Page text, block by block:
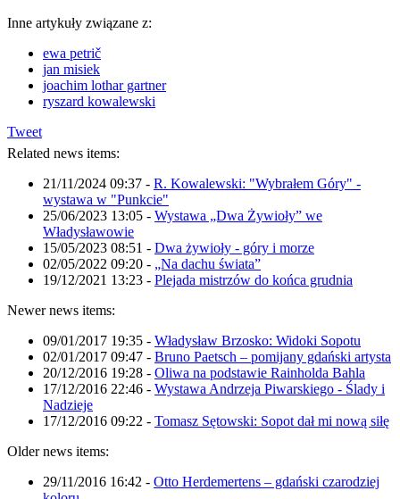
Inne artykuły związane z:
ewa petrič
jan misiek
joachim lothar gartner
ryszard kowalewski
Tweet
Related news items:
21/11/2024 09:37 - R. Kowalewski: "Wybrałem Góry" -
wystawa w "Punkcie"
25/06/2023 13:05 - Wystawa „Dwa Żywioły” we
Władysławowie
15/05/2023 08:51 - Dwa żywioły - góry i morze
02/05/2022 09:20 - „Na dachu świata”
19/12/2021 13:23 - Plejada mistrzów do końca grudnia
Newer news items:
09/01/2017 19:35 - Władysław Brzosko: Widoki Sopotu
02/01/2017 09:47 - Bruno Paetsch – pomijany gdański artysta
20/12/2016 19:28 - Oliwa na podstawie Rainholda Bahla
17/12/2016 22:46 - Wystawa Andrzeja Piwarskiego - Ślady i
Nadzieje
17/12/2016 09:22 - Tomasz Sętowski: Sopot dał mi nową siłę
Older news items:
29/11/2016 16:42 - Otto Herdemertens – gdański czarodziej